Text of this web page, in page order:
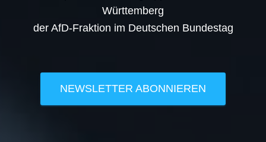
Württemberg
der AfD-Fraktion im Deutschen Bundestag
NEWSLETTER ABONNIEREN